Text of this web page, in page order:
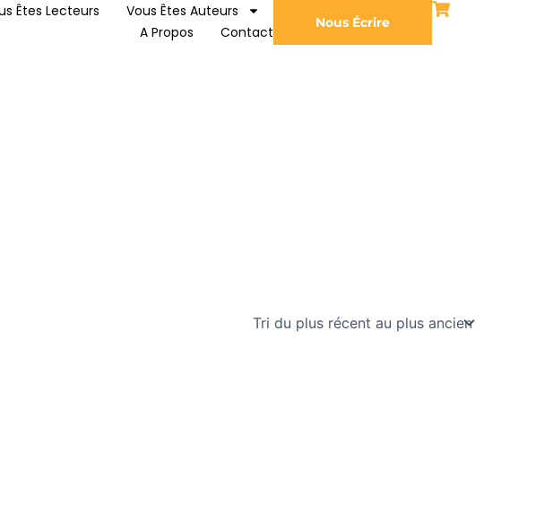
Êtes Lecteurs
Vous Êtes Auteurs
A Propos
Contact
Nous Écrire